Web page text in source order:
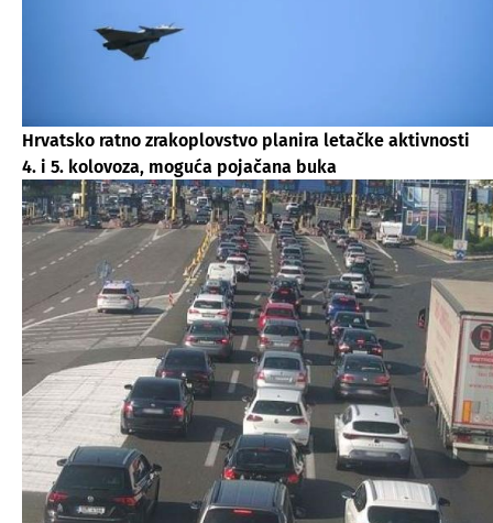
Hrvatsko ratno zrakoplovstvo planira letačke aktivnosti
4. i 5. kolovoza, moguća pojačana buka